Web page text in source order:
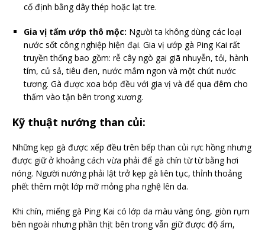
cố định bằng dây thép hoặc lạt tre.
Gia vị tẩm ướp thô mộc: Người ta không dùng các loại
nước sốt công nghiệp hiện đại. Gia vị ướp gà Ping Kai rất
truyền thống bao gồm: rễ cây ngò gai giã nhuyễn, tỏi, hành
tím, củ sả, tiêu đen, nước mắm ngon và một chút nước
tương. Gà được xoa bóp đều với gia vị và để qua đêm cho
thấm vào tận bên trong xương.
Kỹ thuật nướng than củi:
Những kẹp gà được xếp đều trên bếp than củi rực hồng nhưng
được giữ ở khoảng cách vừa phải để gà chín từ từ bằng hơi
nóng. Người nướng phải lật trở kẹp gà liên tục, thỉnh thoảng
phết thêm một lớp mỡ mỏng pha nghệ lên da.
Khi chín, miếng gà Ping Kai có lớp da màu vàng óng, giòn rụm
bên ngoài nhưng phần thịt bên trong vẫn giữ được độ ẩm,